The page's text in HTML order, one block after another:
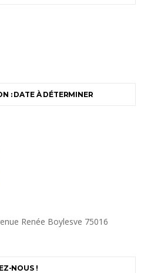
: DATE À DÉTERMINER
Renée Boylesve 75016
NOUS !